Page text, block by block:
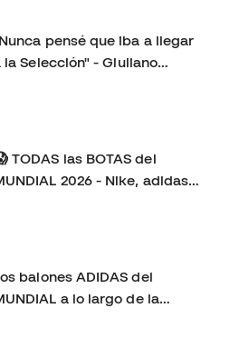
pensé que iba a llegar
la Selección" - Giuliano
TODAS las BOTAS del
2026 - Nike, adidas,
balones ADIDAS del
a lo largo de la